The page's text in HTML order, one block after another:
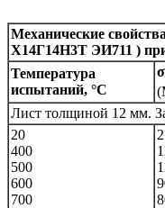
Механические
Х14Г14Н3Т ЭИ711 )
Температура
испытаний, °С
σ
Лист толщиной 12 мм.
20
400
500
600
700